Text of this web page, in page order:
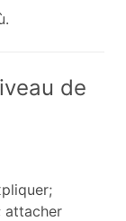
de
attacher